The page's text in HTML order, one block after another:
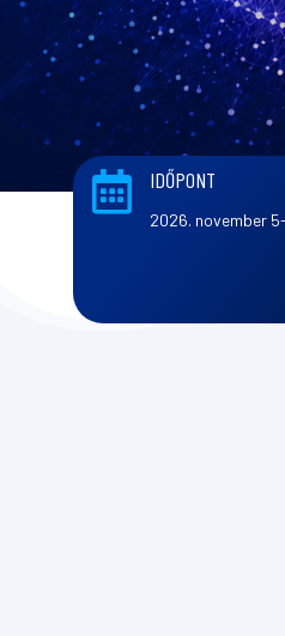
 IDŐPONT
2026. november